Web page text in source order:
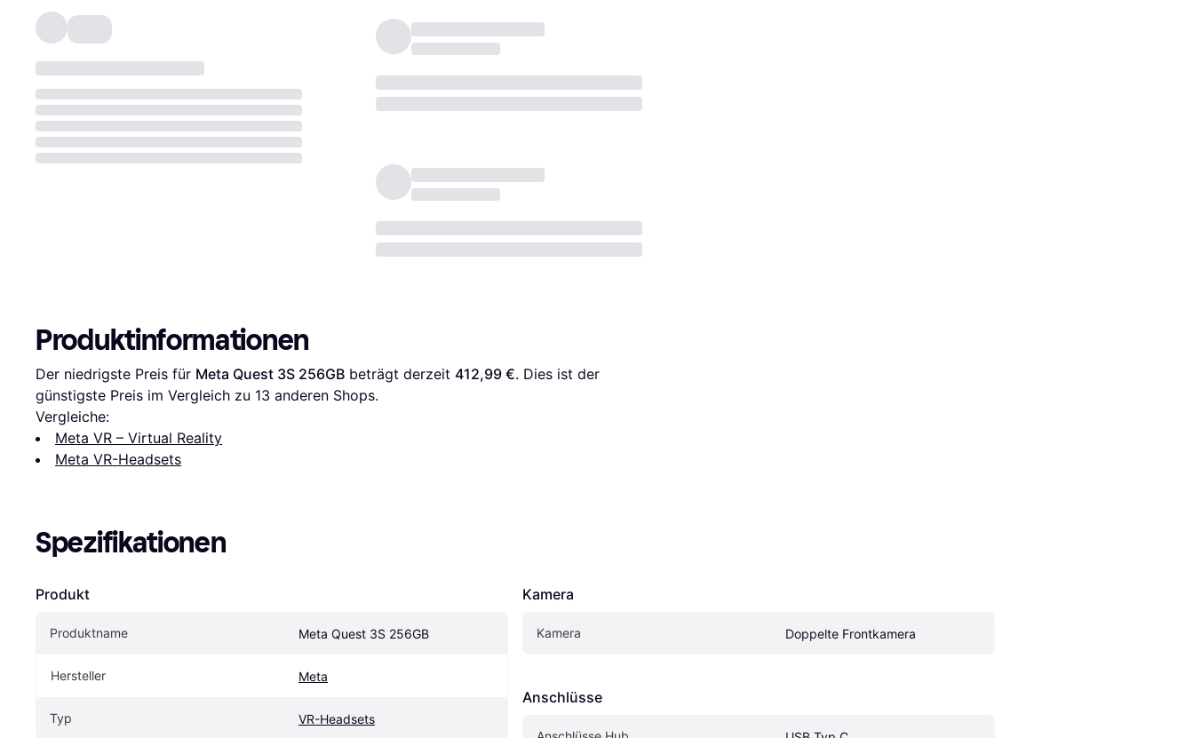
Produktinformationen
Der niedrigste Preis für Meta Quest 3S 256GB beträgt derzeit 412,99 €. Dies ist der
günstigste Preis im Vergleich zu 13 anderen Shops.
Vergleiche:
Meta VR – Virtual Reality
Meta VR-Headsets
Spezifikationen
Produkt
Produktname Meta Quest 3S 256GB
Hersteller Meta
Typ VR-Headsets
Kamera
Kamera Doppelte Frontkamera
Anschlüsse